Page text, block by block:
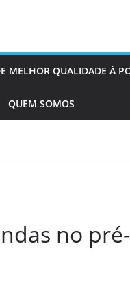
MELHOR QUALIDADE À
QUEM SOMOS
no pré-